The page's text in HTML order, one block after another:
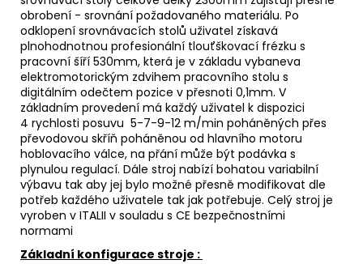
obrobení - srovnání požadovaného materiálu. Po
odklopení srovnávacích stolů uživatel získavá
plnohodnotnou profesionální tlouťškovací frézku s
pracovní šíří 530mm, která je v základu vybaneva
elektromotorickým zdvihem pracovního stolu s
digitálním odečtem pozice v přesnoti 0,1mm. V
základním provedení má každý uživatel k dispozici
4 rychlosti posuvu 5-7-9-12 m/min poháněných přes
převodovou skříň poháněnou od hlavního motoru
hoblovacího válce, na přání může být podávka s
plynulou regulací. Dále stroj nabízí bohatou variabilní
výbavu tak aby jej bylo možné přesně modifikovat dle
potřeb každého uživatele tak jak potřebuje. Celý stroj je
vyroben v ITALII v souladu s CE bezpečnostními
normami
Základní konfigurace stroje :